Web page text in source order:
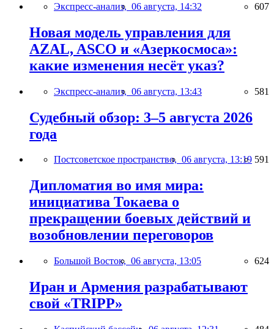
Экспресс-анализ, 06 августа, 14:32 607
Новая модель управления для
AZAL, ASCO и «Азеркосмоса»:
какие изменения несёт указ?
Экспресс-анализ, 06 августа, 13:43 581
Судебный обзор: 3–5 августа 2026
года
Постсоветское пространство, 06 августа, 13:19 591
Дипломатия во имя мира:
инициатива Токаева о
прекращении боевых действий и
возобновлении переговоров
Большой Восток, 06 августа, 13:05 624
Иран и Армения разрабатывают
свой «TRIPP»